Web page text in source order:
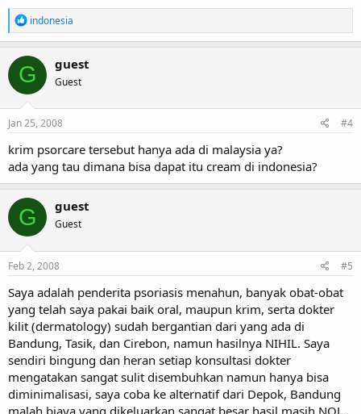
R
e
a
c
t
i
o
n
s
indonesia
G guest
Guest
Jan 25, 2008 #4
krim psorcare tersebut hanya ada di malaysia ya?
ada yang tau dimana bisa dapat itu cream di indonesia?
G guest
Guest
Feb 2, 2008 #5
Saya adalah penderita psoriasis menahun, banyak obat-obat
yang telah saya pakai baik oral, maupun krim, serta dokter
kilit (dermatology) sudah bergantian dari yang ada di
Bandung, Tasik, dan Cirebon, namun hasilnya NIHIL. Saya
sendiri bingung dan heran setiap konsultasi dokter
mengatakan sangat sulit disembuhkan namun hanya bisa
diminimalisasi, saya coba ke alternatif dari Depok, Bandung
malah biaya yang dikeluarkan sangat besar hasil masih NOL.